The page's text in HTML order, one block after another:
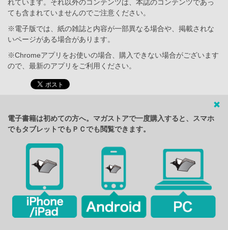
れています。それ以外のコンテンツは、本誌のコンテンツであっ
ても含まれていませんのでご注意ください。
※電子版では、紙の雑誌と内容が一部異なる場合や、掲載されな
いページがある場合があります。
※Chromeアプリをお使いの場合、購入できない場合がございます
ので、最新のアプリをご利用ください。
電子書籍は初めての方へ。マガストアで一度購入すると、スマホ
でもタブレットでもＰＣでも閲覧できます。